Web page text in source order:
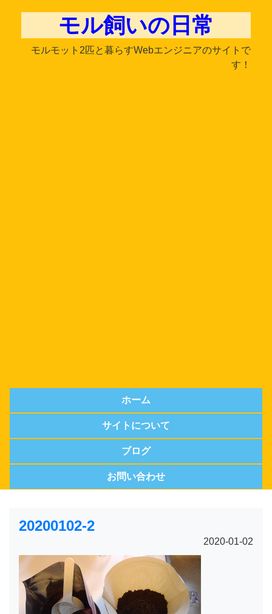
モル飼いの日常
モルモット2匹と暮らすWebエンジニアのサイトで
す！
ホーム
サイトについて
ブログ
お問い合わせ
20200102-2
2020-01-02